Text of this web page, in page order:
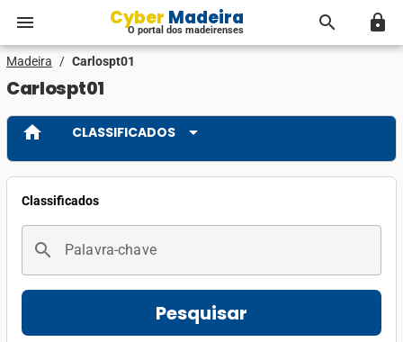
menu Cyber Madeira
O portal dos madeirenses search lock
Madeira / Carlospt01
Carlospt01
home CLASSIFICADOS arrow_drop_down
Classificados
search Palavra-chave
Pesquisar